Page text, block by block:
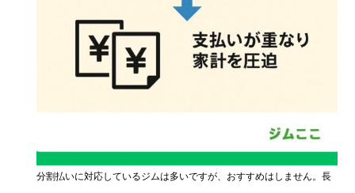
分割払いに対応しているジムは多いですが、おすすめはしません。長